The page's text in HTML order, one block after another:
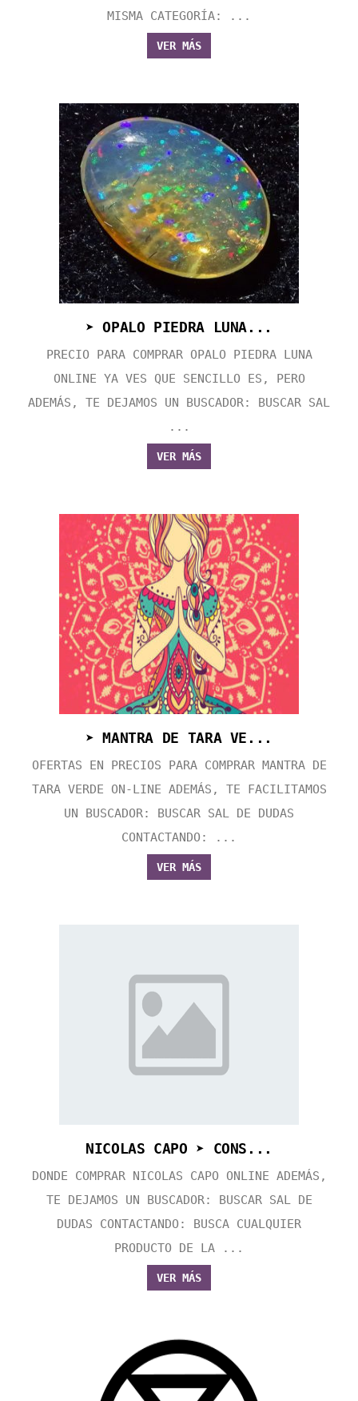
MISMA CATEGORÍA: ...
VER MÁS
➤ OPALO PIEDRA LUNA...
PRECIO PARA COMPRAR OPALO PIEDRA LUNA
ONLINE YA VES QUE SENCILLO ES, PERO
ADEMÁS, TE DEJAMOS UN BUSCADOR: BUSCAR SAL
...
VER MÁS
➤ MANTRA DE TARA VE...
OFERTAS EN PRECIOS PARA COMPRAR MANTRA DE
TARA VERDE ON-LINE ADEMÁS, TE FACILITAMOS
UN BUSCADOR: BUSCAR SAL DE DUDAS
CONTACTANDO: ...
VER MÁS
NICOLAS CAPO ➤ CONS...
DONDE COMPRAR NICOLAS CAPO ONLINE ADEMÁS,
TE DEJAMOS UN BUSCADOR: BUSCAR SAL DE
DUDAS CONTACTANDO: BUSCA CUALQUIER
PRODUCTO DE LA ...
VER MÁS